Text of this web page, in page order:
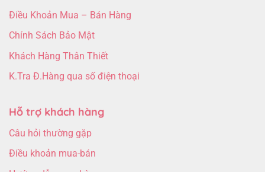
Điều Khoản Mua – Bán Hàng
Chính Sách Bảo Mật
Khách Hàng Thân Thiết
K.Tra Đ.Hàng qua số điện thoại
Hỗ trợ khách hàng
Câu hỏi thường gặp
Điều khoản mua-bán